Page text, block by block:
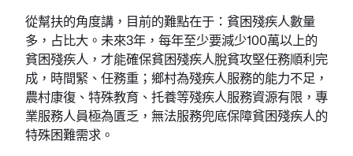
從幫扶的角度講，目前的難點在于：貧困殘疾人數量
多，占比大。未來3年，每年至少要減少100萬以上的
貧困殘疾人，才能確保貧困殘疾人脫貧攻堅任務順利完
成，時間緊、任務重；鄉村為殘疾人服務的能力不足，
農村康復、特殊教育、托養等殘疾人服務資源有限，專
業服務人員極為匱乏，無法服務兜底保障貧困殘疾人的
特殊困難需求。